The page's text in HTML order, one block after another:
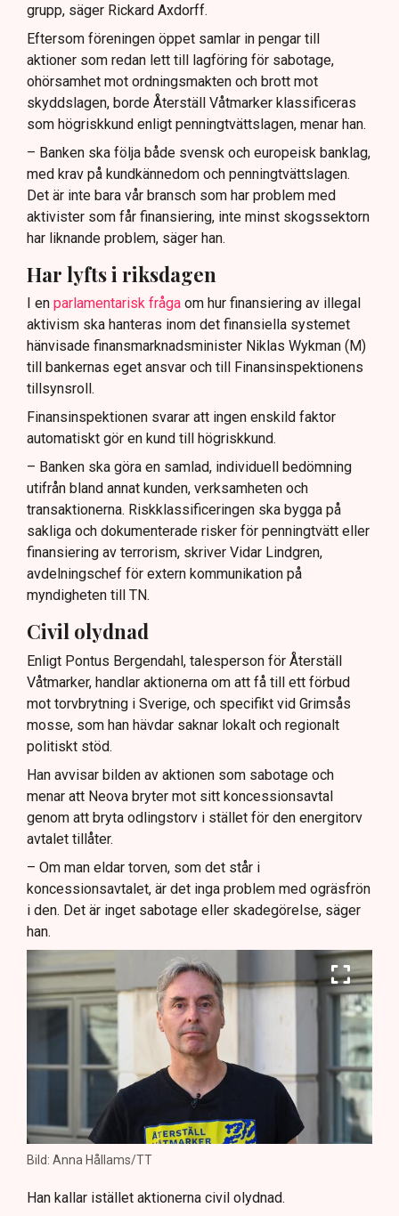
grupp, säger Rickard Axdorff.
Eftersom föreningen öppet samlar in pengar till
aktioner som redan lett till lagföring för sabotage,
ohörsamhet mot ordningsmakten och brott mot
skyddslagen, borde Återställ Våtmarker klassificeras
som högriskkund enligt penningtvättslagen, menar han.
– Banken ska följa både svensk och europeisk banklag,
med krav på kundkännedom och penningtvättslagen.
Det är inte bara vår bransch som har problem med
aktivister som får finansiering, inte minst skogssektorn
har liknande problem, säger han.
Har lyfts i riksdagen
I en parlamentarisk fråga om hur finansiering av illegal
aktivism ska hanteras inom det finansiella systemet
hänvisade finansmarknadsminister Niklas Wykman (M)
till bankernas eget ansvar och till Finansinspektionens
tillsynsroll.
Finansinspektionen svarar att ingen enskild faktor
automatiskt gör en kund till högriskkund.
– Banken ska göra en samlad, individuell bedömning
utifrån bland annat kunden, verksamheten och
transaktionerna. Riskklassificeringen ska bygga på
sakliga och dokumenterade risker för penningtvätt eller
finansiering av terrorism, skriver Vidar Lindgren,
avdelningschef för extern kommunikation på
myndigheten till TN.
Civil olydnad
Enligt Pontus Bergendahl, talesperson för Återställ
Våtmarker, handlar aktionerna om att få till ett förbud
mot torvbrytning i Sverige, och specifikt vid Grimsås
mosse, som han hävdar saknar lokalt och regionalt
politiskt stöd.
Han avvisar bilden av aktionen som sabotage och
menar att Neova bryter mot sitt koncessionsavtal
genom att bryta odlingstorv i stället för den energitorv
avtalet tillåter.
– Om man eldar torven, som det står i
koncessionsavtalet, är det inga problem med ogräsfrön
i den. Det är inget sabotage eller skadegörelse, säger
han.
Bild: Anna Hållams/TT
Han kallar istället aktionerna civil olydnad.